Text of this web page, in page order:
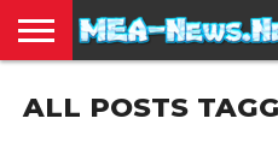
TERBARU
EDUKASI
HIBURAN
INSPIRASI
KESEHATAN
KULINER
OLAH
RAGA
OTOMOTIF
TRAVEL
JUAL
BELI
ALL POSTS